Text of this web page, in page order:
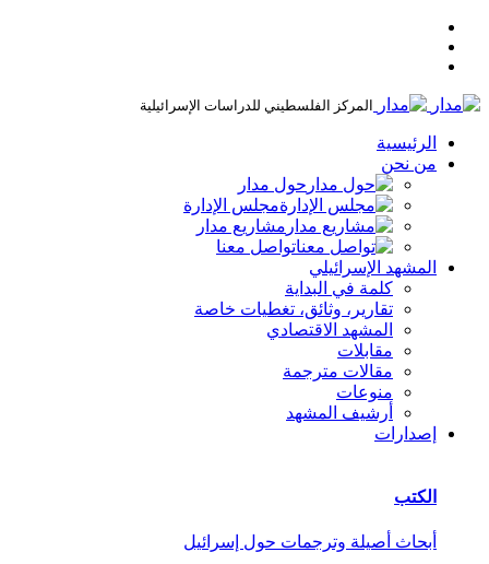
المركز الفلسطيني للدراسات الإسرائيلية
الرئيسية
من نحن
حول مدار
مجلس الإدارة
مشاريع مدار
تواصل معنا
المشهد الإسرائيلي
كلمة في البداية
تقارير، وثائق، تغطيات خاصة
المشهد الاقتصادي
مقابلات
مقالات مترجمة
منوعات
أرشيف المشهد
إصدارات
الكتب
أبحاث أصيلة وترجمات حول إسرائيل